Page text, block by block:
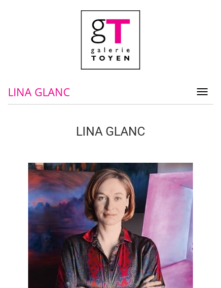
LINA GLANC
LINA GLANC